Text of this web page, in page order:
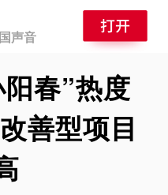
声音
春”热度
善型项目